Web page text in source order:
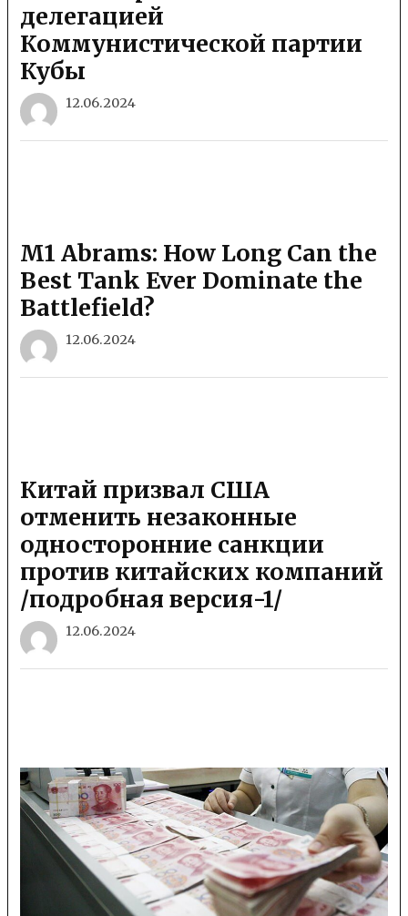
делегацией
Коммунистической партии
Кубы
12.06.2024
M1 Abrams: How Long Can the
Best Tank Ever Dominate the
Battlefield?
12.06.2024
Китай призвал США
отменить незаконные
односторонние санкции
против китайских компаний
/подробная версия-1/
12.06.2024